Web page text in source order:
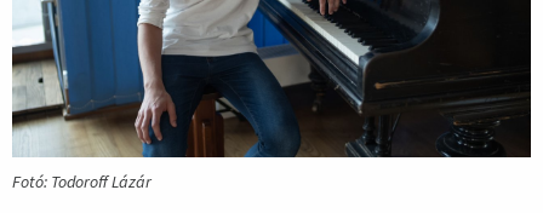
Fotó: Todoroff Lázár